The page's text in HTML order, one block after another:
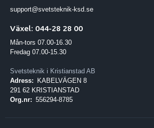
support@svetsteknik-ksd.se
Växel: 044-28 28 00
Mån-tors 07.00-16.30
Fredag 07.00-15.30
Svetsteknik i Kristianstad AB
Adress:
KABELVÄGEN 8
291 62 KRISTIANSTAD
Org.nr: 556294-8785